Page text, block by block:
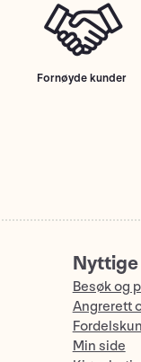
Fornøyde kunder
Nyttige
Besøk og
Angrerett
Min side